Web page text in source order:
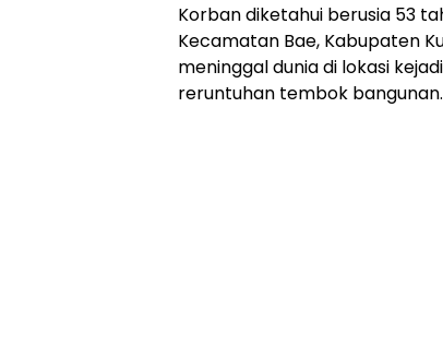
Korban diketahui berusia 53
Kecamatan Bae, Kabupaten
meninggal dunia di lokasi
reruntuhan tembok bangunan.